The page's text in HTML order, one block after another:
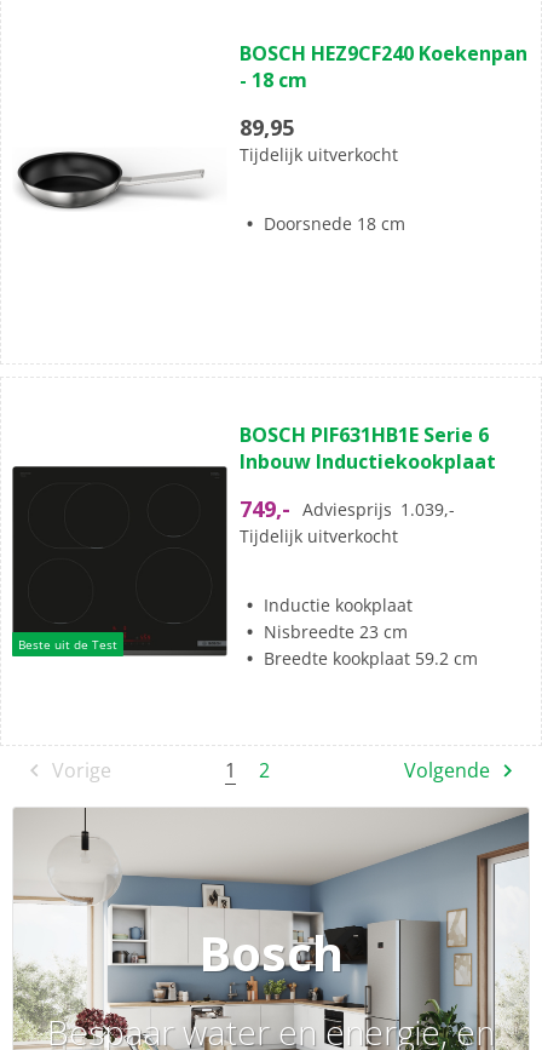
van
de
sterren.
BOSCH HEZ9CF240 Koekenpan
- 18 cm
89,95
Tijdelijk uitverkocht
Doorsnede 18 cm
Beste uit de Test
van
de
sterren.
3
BOSCH PIF631HB1E Serie 6
Inbouw Inductiekookplaat
749,- Adviesprijs 1.039,-
Tijdelijk uitverkocht
Inductie kookplaat
Nisbreedte 23 cm
Breedte kookplaat 59.2 cm
Vorige 1 2 Volgende
Bosch
Bespaar water en energie, en